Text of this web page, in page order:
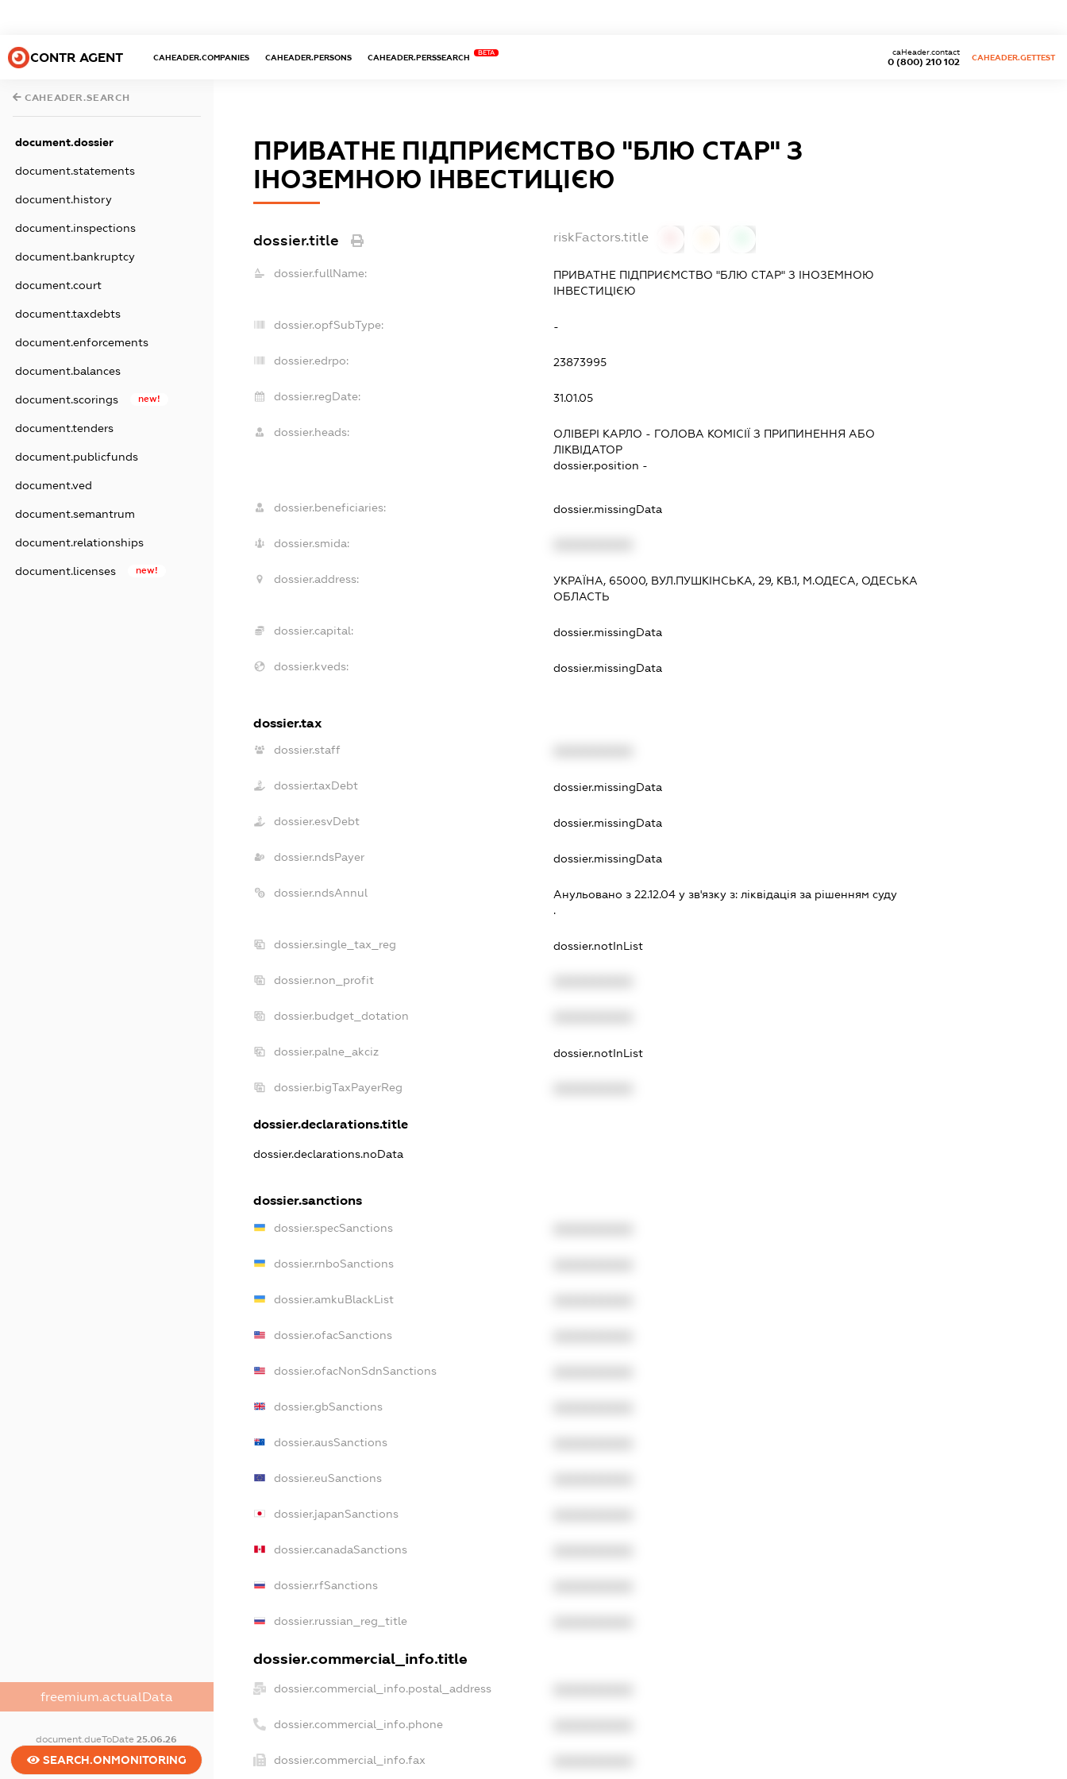
CONTR AGENT CAHEADER.COMPANIES CAHEADER.PERSONS CAHEADER.PERSSEARCH
BETA
0 (800) 210 102
caHeader.contact
CAHEADER.GETTEST
CAHEADER.SEARCH
document.dossier
document.statements
document.history
document.inspections
document.bankruptcy
document.court
document.taxdebts
document.enforcements
document.balances
document.scorings new!
document.tenders
document.publicfunds
document.ved
document.semantrum
document.relationships
document.licenses new!
freemium.actualData
document.dueToDate25.06.26
SEARCH.ONMONITORING
ПРИВАТНЕ ПІДПРИЄМСТВО "БЛЮ СТАР" З
ІНОЗЕМНОЮ ІНВЕСТИЦІЄЮ
dossier.title riskFactors.title
dossier.fullName:
ПРИВАТНЕ ПІДПРИЄМСТВО "БЛЮ СТАР" З ІНОЗЕМНОЮ
ІНВЕСТИЦІЄЮ
dossier.opfSubType: -
dossier.edrpo: 23873995
dossier.regDate: 31.01.05
dossier.heads: ОЛІВЕРІ КАРЛО - ГОЛОВА КОМІСІЇ З ПРИПИНЕННЯ АБО
ЛІКВІДАТОР
dossier.position -
dossier.beneficiaries: dossier.missingData
dossier.smida:
dossier.address:
УКРАЇНА, 65000, ВУЛ.ПУШКІНСЬКА, 29, КВ.1, М.ОДЕСА, ОДЕСЬКА
ОБЛАСТЬ
dossier.capital: dossier.missingData
dossier.kveds: dossier.missingData
dossier.tax
dossier.staff
dossier.taxDebt dossier.missingData
dossier.esvDebt dossier.missingData
dossier.ndsPayer dossier.missingData
dossier.ndsAnnul Анульовано з 22.12.04 у зв'язку з: лiквiдацiя за рiшенням суду
.
dossier.single_tax_reg dossier.notInList
dossier.non_profit
dossier.budget_dotation
dossier.palne_akciz dossier.notInList
dossier.bigTaxPayerReg
dossier.declarations.title
dossier.declarations.noData
dossier.sanctions
dossier.specSanctions
dossier.rnboSanctions
dossier.amkuBlackList
dossier.ofacSanctions
dossier.ofacNonSdnSanctions
dossier.gbSanctions
dossier.ausSanctions
dossier.euSanctions
dossier.japanSanctions
dossier.canadaSanctions
dossier.rfSanctions
dossier.russian_reg_title
dossier.commercial_info.title
dossier.commercial_info.postal_address
dossier.commercial_info.phone
dossier.commercial_info.fax